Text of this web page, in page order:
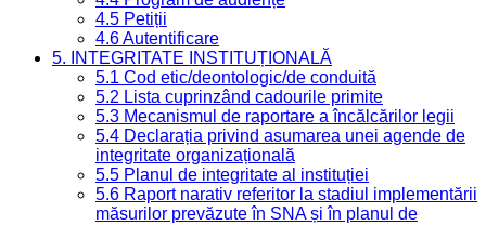
4.5 Petiții
4.6 Autentificare
5. INTEGRITATE INSTITUȚIONALĂ
5.1 Cod etic/deontologic/de conduită
5.2 Lista cuprinzând cadourile primite
5.3 Mecanismul de raportare a încălcărilor legii
5.4 Declarația privind asumarea unei agende de
integritate organizațională
5.5 Planul de integritate al instituției
5.6 Raport narativ referitor la stadiul implementării
măsurilor prevăzute în SNA și în planul de